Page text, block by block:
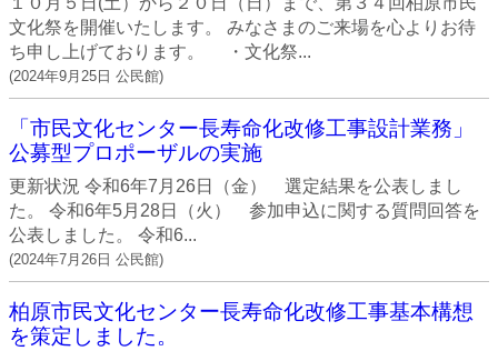
文化祭を開催いたします。 みなさまのご来場を心よりお待
ち申し上げております。 ・文化祭...
(2024年9月25日 公民館)
「市民文化センター長寿命化改修工事設計業務」
公募型プロポーザルの実施
更新状況 令和6年7月26日（金） 選定結果を公表しまし
た。 令和6年5月28日（火） 参加申込に関する質問回答を
公表しました。 令和6...
(2024年7月26日 公民館)
柏原市民文化センター長寿命化改修工事基本構想
を策定しました。